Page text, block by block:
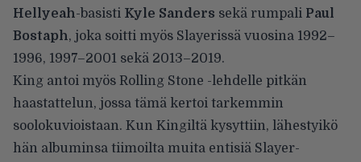
Hellyeah-basisti Kyle Sanders sekä rumpali Paul
Bostaph, joka soitti myös Slayerissä vuosina 1992–
1996, 1997–2001 sekä 2013–2019.
King antoi myös Rolling Stone -lehdelle pitkän
haastattelun, jossa tämä kertoi tarkemmin
soolokuvioistaan. Kun Kingiltä kysyttiin, lähestyikö
hän albuminsa tiimoilta muita entisiä Slayer-